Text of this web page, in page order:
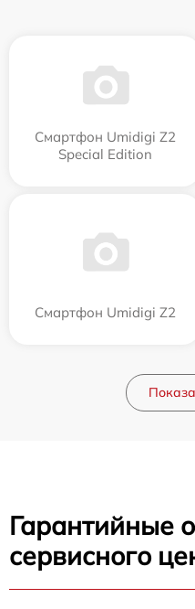
Смартфон Umidigi Z2
Special Edition
Смартфон Umidigi Z2
Гарантийные
сервисного